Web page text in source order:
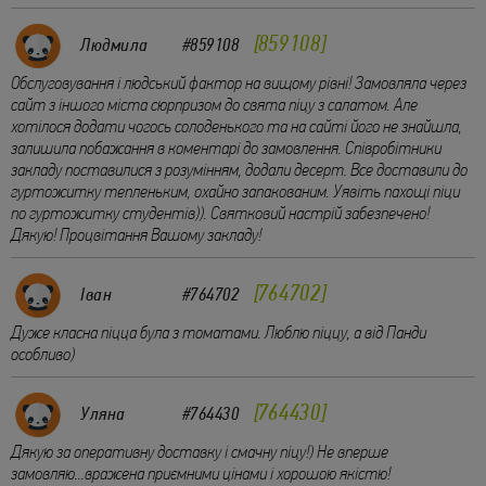
Людмила #859108 859108
Обслуговування і людський фактор на вищому рівні! Замовляла через
сайт з іншого міста сюрпризом до свята піцу з салатом. Але
хотілося додати чогось солоденького та на сайті його не знайшла,
залишила побажання в коментарі до замовлення. Співробітники
закладу поставилися з розумінням, додали десерт. Все доставили до
гуртожитку тепленьким, охайно запакованим. Уявіть пахощі піци
по гуртожитку студентів)). Святковий настрій забезпечено!
Дякую! Процвітання Вашому закладу!
Іван #764702 764702
Дуже класна піцца була з томатами. Люблю піццу, а від Панди
особливо)
Уляна #764430 764430
Дякую за оперативну доставку і смачну піцу!) Не вперше
замовляю...вражена приємними цінами і хорошою якістю!